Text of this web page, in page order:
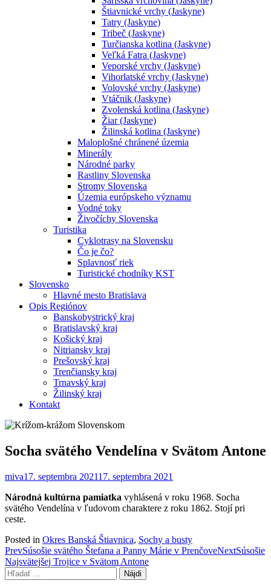
Štiavnické vrchy (Jaskyne)
Tatry (Jaskyne)
Tribeč (Jaskyne)
Turčianska kotlina (Jaskyne)
Veľká Fatra (Jaskyne)
Veporské vrchy (Jaskyne)
Vihorlatské vrchy (Jaskyne)
Volovské vrchy (Jaskyne)
Vtáčnik (Jaskyne)
Zvolenská kotlina (Jaskyne)
Žiar (Jaskyne)
Žilinská kotlina (Jaskyne)
Maloplošné chránené územia
Minerály
Národné parky
Rastliny Slovenska
Stromy Slovenska
Územia európskeho významu
Vodné toky
Živočíchy Slovenska
Turistika
Cyklotrasy na Slovensku
Čo je čo?
Splavnosť riek
Turistické chodníky KST
Slovensko
Hlavné mesto Bratislava
Opis Regiónov
Banskobystrický kraj
Bratislavský kraj
Košický kraj
Nitriansky kraj
Prešovský kraj
Trenčiansky kraj
Trnavský kraj
Žilinský kraj
Kontakt
Socha svätého Vendelína v Svätom Antone
miva17. septembra 202117. septembra 2021
Národná kultúrna pamiatka vyhlásená v roku 1968. Socha
svätého Vendelína v ľudovom charaktere z roku 1862. Stojí pri
ceste.
Posted in Okres Banská Štiavnica, Sochy a busty
Post
navigation
PrevSúsošie svätého Štefana a Panny Márie v PrenčoveNextSúsošie
Najsvätejšej Trojice v Svätom Antone
Hľadať: